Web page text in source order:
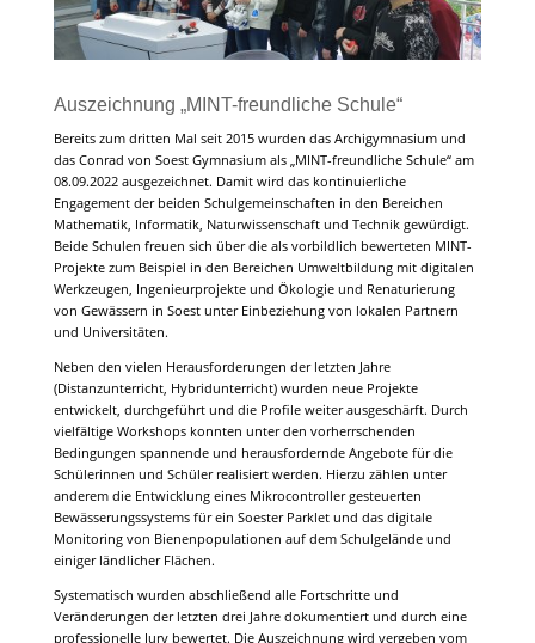
Auszeichnung „MINT-freundliche Schule“
Bereits zum dritten Mal seit 2015 wurden das Archigymnasium und
das Conrad von Soest Gymnasium als „MINT-freundliche Schule“ am
08.09.2022 ausgezeichnet. Damit wird das kontinuierliche
Engagement der beiden Schulgemeinschaften in den Bereichen
Mathematik, Informatik, Naturwissenschaft und Technik gewürdigt.
Beide Schulen freuen sich über die als vorbildlich bewerteten MINT-
Projekte zum Beispiel in den Bereichen Umweltbildung mit digitalen
Werkzeugen, Ingenieurprojekte und Ökologie und Renaturierung
von Gewässern in Soest unter Einbeziehung von lokalen Partnern
und Universitäten.
Neben den vielen Herausforderungen der letzten Jahre
(Distanzunterricht, Hybridunterricht) wurden neue Projekte
entwickelt, durchgeführt und die Profile weiter ausgeschärft. Durch
vielfältige Workshops konnten unter den vorherrschenden
Bedingungen spannende und herausfordernde Angebote für die
Schülerinnen und Schüler realisiert werden. Hierzu zählen unter
anderem die Entwicklung eines Mikrocontroller gesteuerten
Bewässerungssystems für ein Soester Parklet und das digitale
Monitoring von Bienenpopulationen auf dem Schulgelände und
einiger ländlicher Flächen.
Systematisch wurden abschließend alle Fortschritte und
Veränderungen der letzten drei Jahre dokumentiert und durch eine
professionelle Jury bewertet. Die Auszeichnung wird vergeben vom